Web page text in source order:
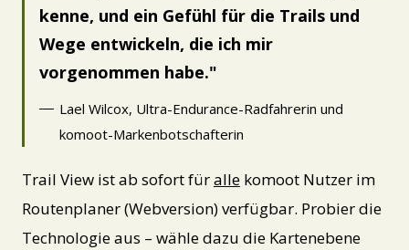
kenne, und ein Gefühl für die Trails und
Wege entwickeln, die ich mir
vorgenommen habe.
Lael Wilcox, Ultra-Endurance-Radfahrerin und
komoot-Markenbotschafterin
Trail View ist ab sofort füralle komoot Nutzer im
Routenplaner (Webversion) verfügbar. Probier die
Technologie aus – wähle dazu die Kartenebene